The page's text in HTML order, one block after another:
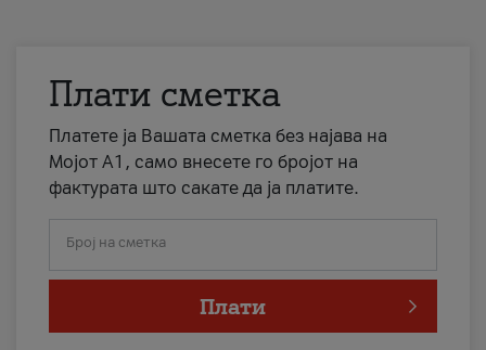
Плати сметка
Платете ја Вашата сметка без најава на
Мојот А1, само внесете го бројот на
фактурата што сакате да ја платите.
Број на сметка
Плати